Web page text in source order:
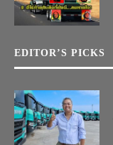
EDITOR’S PICKS